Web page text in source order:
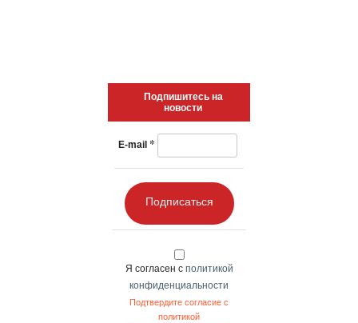
Подпишитесь на
новости
E-mail *
Подписаться
Я согласен с политикой
конфиденциальности
Подтвердите согласие с
политикой